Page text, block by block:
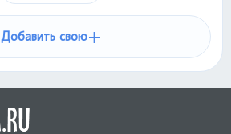
Добавить свою+